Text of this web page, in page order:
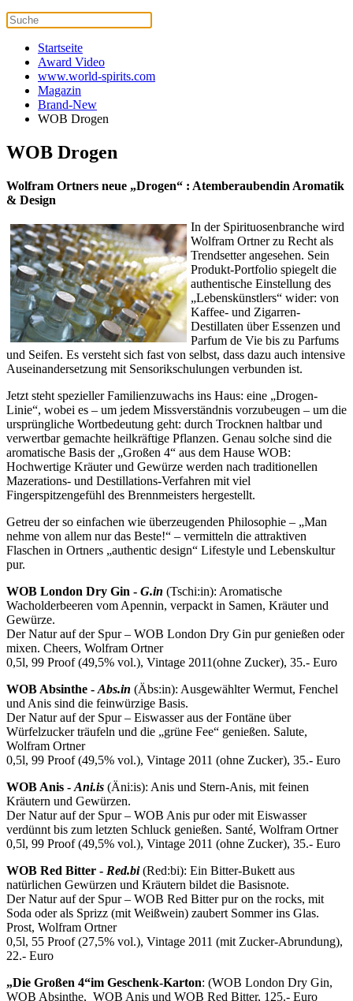
Startseite
Award Video
www.world-spirits.com
Magazin
Brand-New
WOB Drogen
WOB Drogen
Wolfram Ortners neue „Drogen“ : Atemberaubendin Aromatik
& Design
In der Spirituosenbranche wird
Wolfram Ortner zu Recht als
Trendsetter angesehen. Sein
Produkt-Portfolio spiegelt die
authentische Einstellung des
„Lebenskünstlers“ wider: von
Kaffee- und Zigarren-
Destillaten über Essenzen und
Parfum de Vie bis zu Parfums
und Seifen. Es versteht sich fast von selbst, dass dazu auch intensive
Auseinandersetzung mit Sensorikschulungen verbunden ist.
Jetzt steht spezieller Familienzuwachs ins Haus: eine „Drogen-
Linie“, wobei es – um jedem Missverständnis vorzubeugen – um die
ursprüngliche Wortbedeutung geht: durch Trocknen haltbar und
verwertbar gemachte heilkräftige Pflanzen. Genau solche sind die
aromatische Basis der „Großen 4“ aus dem Hause WOB:
Hochwertige Kräuter und Gewürze werden nach traditionellen
Mazerations- und Destillations-Verfahren mit viel
Fingerspitzengefühl des Brennmeisters hergestellt.
Getreu der so einfachen wie überzeugenden Philosophie – „Man
nehme von allem nur das Beste!“ – vermitteln die attraktiven
Flaschen in Ortners „authentic design“ Lifestyle und Lebenskultur
pur.
WOB London Dry Gin - G.in (Tschi:in): Aromatische
Wacholderbeeren vom Apennin, verpackt in Samen, Kräuter und
Gewürze.
Der Natur auf der Spur – WOB London Dry Gin pur genießen oder
mixen. Cheers, Wolfram Ortner
0,5l, 99 Proof (49,5% vol.), Vintage 2011(ohne Zucker), 35.- Euro
WOB Absinthe - Abs.in (Äbs:in): Ausgewählter Wermut, Fenchel
und Anis sind die feinwürzige Basis.
Der Natur auf der Spur – Eiswasser aus der Fontäne über
Würfelzucker träufeln und die „grüne Fee“ genießen. Salute,
Wolfram Ortner
0,5l, 99 Proof (49,5% vol.), Vintage 2011 (ohne Zucker), 35.- Euro
WOB Anis - Ani.is (Äni:is): Anis und Stern-Anis, mit feinen
Kräutern und Gewürzen.
Der Natur auf der Spur – WOB Anis pur oder mit Eiswasser
verdünnt bis zum letzten Schluck genießen. Santé, Wolfram Ortner
0,5l, 99 Proof (49,5% vol.), Vintage 2011 (ohne Zucker), 35.- Euro
WOB Red Bitter - Red.bi(Red:bi): Ein Bitter-Bukett aus
natürlichen Gewürzen und Kräutern bildet die Basisnote.
Der Natur auf der Spur – WOB Red Bitter pur on the rocks, mit
Soda oder als Sprizz (mit Weißwein) zaubert Sommer ins Glas.
Prost, Wolfram Ortner
0,5l, 55 Proof (27,5% vol.), Vintage 2011 (mit Zucker-Abrundung),
22.- Euro
„Die Großen 4“im Geschenk-Karton: (WOB London Dry Gin,
WOB Absinthe, WOB Anis und WOB Red Bitter, 125.- Euro